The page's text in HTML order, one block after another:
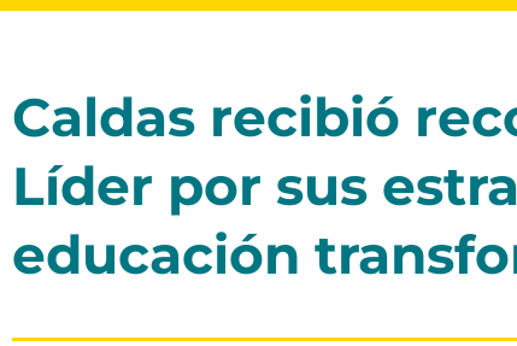
Caldas recibió
Líder por sus
educación